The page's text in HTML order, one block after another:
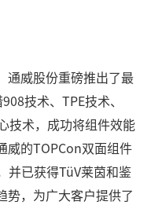
威股份重磅推出了最
技术、TPE技术、
技术，成功将组件效能
威的TOPCon双面组件
并已获得TüV莱茵和鉴
势，为广大客户提供了